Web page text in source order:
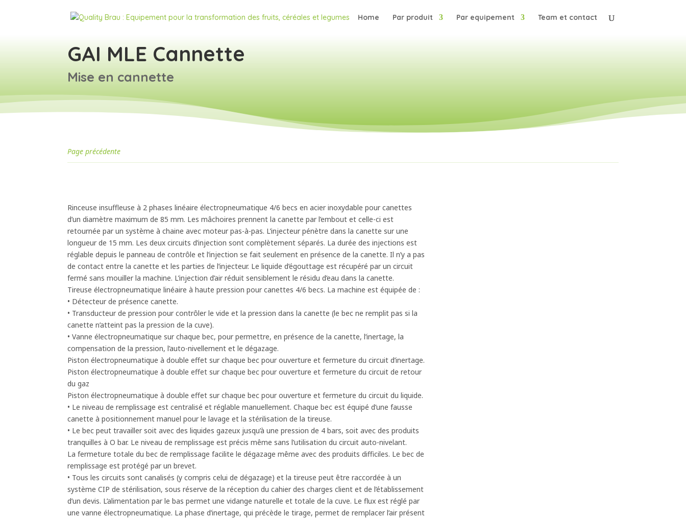
Home Par produit Par equipement Team et contact
GAI MLE Cannette
Mise en cannette
Page précédente
Rinceuse insuffleuse à 2 phases linéaire électropneumatique 4/6 becs en acier inoxydable pour canettes
d’un diamètre maximum de 85 mm. Les mâchoires prennent la canette par l’embout et celle-ci est
retournée par un système à chaine avec moteur pas-à-pas. L’injecteur pénètre dans la canette sur une
longueur de 15 mm. Les deux circuits d’injection sont complètement séparés. La durée des injections est
réglable depuis le panneau de contrôle et l’injection se fait seulement en présence de la canette. Il n’y a pas
de contact entre la canette et les parties de l’injecteur. Le liquide d’égouttage est récupéré par un circuit
fermé sans mouiller la machine. L’injection d’air réduit sensiblement le résidu d’eau dans la canette.
Tireuse électropneumatique linéaire à haute pression pour canettes 4/6 becs. La machine est équipée de :
• Détecteur de présence canette.
• Transducteur de pression pour contrôler le vide et la pression dans la canette (le bec ne remplit pas si la
canette n’atteint pas la pression de la cuve).
• Vanne électropneumatique sur chaque bec, pour permettre, en présence de la canette, l’inertage, la
compensation de la pression, l’auto-nivellement et le dégazage.
Piston électropneumatique à double effet sur chaque bec pour ouverture et fermeture du circuit d’inertage.
Piston électropneumatique à double effet sur chaque bec pour ouverture et fermeture du circuit de retour
du gaz
Piston électropneumatique à double effet sur chaque bec pour ouverture et fermeture du circuit du liquide.
• Le niveau de remplissage est centralisé et réglable manuellement. Chaque bec est équipé d’une fausse
canette à positionnement manuel pour le lavage et la stérilisation de la tireuse.
• Le bec peut travailler soit avec des liquides gazeux jusqu’à une pression de 4 bars, soit avec des produits
tranquilles à O bar. Le niveau de remplissage est précis même sans l’utilisation du circuit auto-nivelant.
La fermeture totale du bec de remplissage facilite le dégazage même avec des produits difficiles. Le bec de
remplissage est protégé par un brevet.
• Tous les circuits sont canalisés (y compris celui de dégazage) et la tireuse peut être raccordée à un
système CIP de stérilisation, sous réserve de la réception du cahier des charges client et de l’établissement
d’un devis. L’alimentation par le bas permet une vidange naturelle et totale de la cuve. Le flux est réglé par
une vanne électropneumatique. La phase d’inertage, qui précède le tirage, permet de remplacer l’air présent